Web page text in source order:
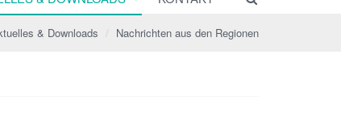
& Downloads Nachrichten aus den Regionen